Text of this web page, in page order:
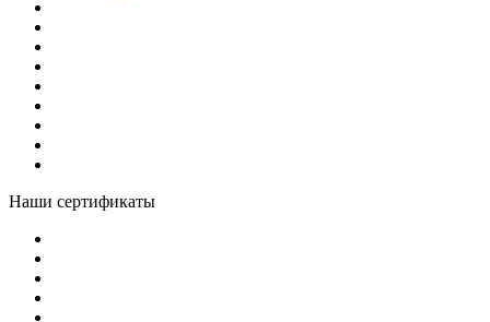
Наши сертификаты